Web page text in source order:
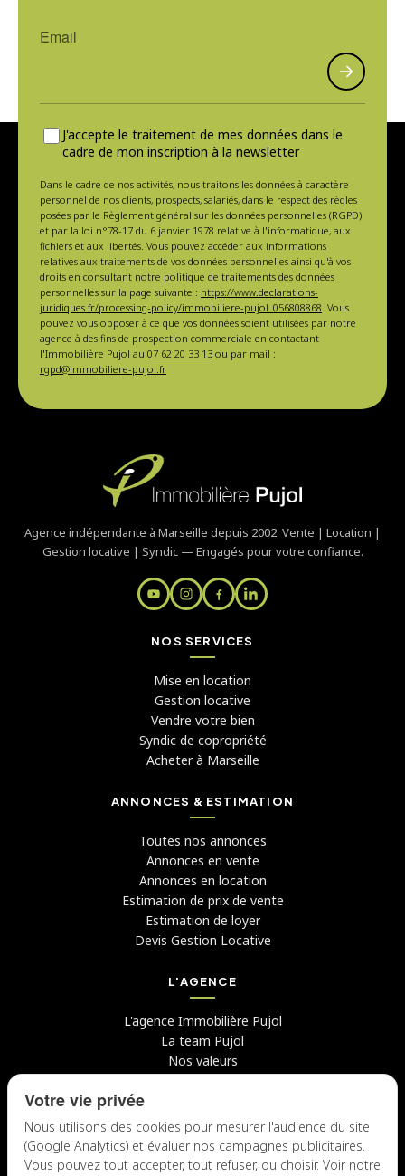
J'accepte le traitement de mes données dans le
cadre de mon inscription à la newsletter
Dans le cadre de nos activités, nous traitons les données à caractère
personnel de nos clients, prospects, salariés, dans le respect des règles
posées par le Règlement général sur les données personnelles (RGPD)
et par la loi n°78-17 du 6 janvier 1978 relative à l'informatique, aux
fichiers et aux libertés. Vous pouvez accéder aux informations
relatives aux traitements de vos données personnelles ainsi qu'à vos
droits en consultant notre politique de traitements des données
personnelles sur la page suivante : https://www.declarations-
juridiques.fr/processing-policy/immobiliere-pujol_056808868. Vous
pouvez vous opposer à ce que vos données soient utilisées par notre
agence à des fins de prospection commerciale en contactant
l'Immobilière Pujol au 07 62 20 33 13 ou par mail :
rgpd@immobiliere-pujol.fr
Agence indépendante à Marseille depuis 2002. Vente | Location |
Gestion locative | Syndic — Engagés pour votre confiance.
NOS SERVICES
Mise en location
Gestion locative
Vendre votre bien
Syndic de copropriété
Acheter à Marseille
ANNONCES & ESTIMATION
Toutes nos annonces
Annonces en vente
Annonces en location
Estimation de prix de vente
Estimation de loyer
Devis Gestion Locative
L'AGENCE
L'agence Immobilière Pujol
La team Pujol
Nos valeurs
Avis clients
Candidater chez nous
NOUS CONTACTER
Votre vie privée
Nous utilisons des cookies pour mesurer l'audience du site
(Google Analytics) et évaluer nos campagnes publicitaires.
Vous pouvez tout accepter, tout refuser, ou choisir. Voir notre